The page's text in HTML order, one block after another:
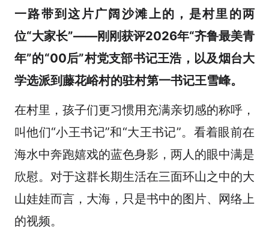
一路带到这片广阔沙滩上的，是村里的两
位“大家长”——刚刚获评2026年“齐鲁最美青
年”的“00后”村党支部书记王浩，以及烟台大
学选派到藤花峪村的驻村第一书记王雪峰。
在村里，孩子们更习惯用充满亲切感的称呼，
叫他们“小王书记”和“大王书记”。看着眼前在
海水中奔跑嬉戏的蓝色身影，两人的眼中满是
欣慰。对于这群长期生活在三面环山之中的大
山娃娃而言，大海，只是书中的图片、网络上
的视频。